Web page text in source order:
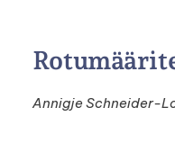
Annigje Schneider-